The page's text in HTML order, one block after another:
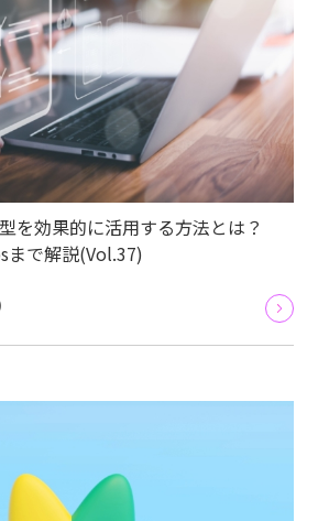
を効果的に活用する方法とは？
まで解説(Vol.37)